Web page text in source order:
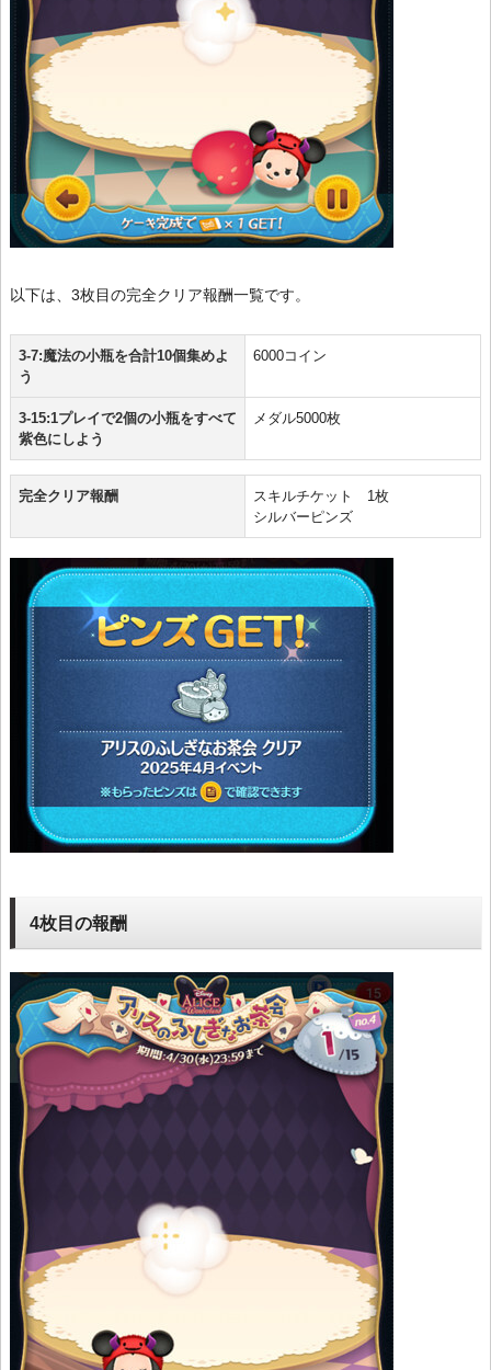
以下は、3枚目の完全クリア報酬一覧です。
3-7:魔法の小瓶を合計10個集めよ
う
6000コイン
3-15:1プレイで2個の小瓶をすべて
紫色にしよう
メダル5000枚
完全クリア報酬
スキルチケット 1枚
シルバーピンズ
4枚目の報酬